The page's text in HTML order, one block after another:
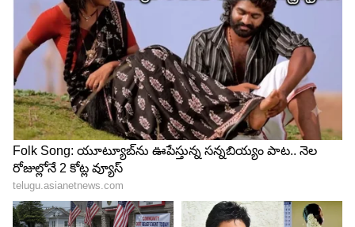
ప్రత్యేక స్థలం కేటాయించారు. రోడ్డు మధ్యలో మెట్రో ట్రాక్
ఉండగా, ఇరువైపులా ప్రధాన రహదారులు, సర్వీస్ రోడ్లు
నిర్మించనున్నారు. మధ్యలో పచ్చదనంతో ప్రత్యేక గ్రీన్
కారిడార్‌ను అభివృద్ధి చేసేలా డిజైన్ చేయ‌నున్నారు.